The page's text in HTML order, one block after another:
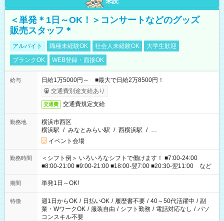
＜単発＊1日～OK！＞コンサートなどのグッズ
販売スタッフ＊
アルバイト 職種未経験OK 社会人未経験OK
大学生歓迎
ブランクOK
WEB登録・面接OK
給与
日給1万5000円～ ■最大で日給2万8500円！
交通費別途支給あり
交通費 交通費規定支給
勤務地
横浜市西区
横浜駅 / みなとみらい駅 / 西横浜駅 / …
イベント会場
勤務時間
＜シフト例＞ いろいろなシフトで働けます！ ■7:00-24:00
■8:00-21:00 ■9:00-21:00 ■18:00-翌7:00 ■20:30-翌11:00 など
期間 単発1日～OK!
特徴 週1日からOK / 日払いOK / 履歴書不要 / 40～50代活躍中 / 副
業・WワークOK / 服装自由 / シフト勤務 / 電話対応なし / パソ
コンスキル不要